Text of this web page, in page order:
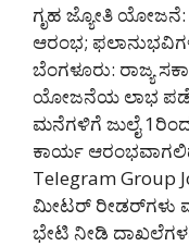
ಗೃಹ ಜ್ಯೋತಿ
ಆರಂಭ;
ಬೆಂಗಳೂರು: ರಾಜ್ಯ
ಯೋಜನೆಯ ಲಾಭ
ಮನೆಗಳಿಗೆ ಜುಲೈ
ಕಾರ್ಯ
Telegram Group
ಮೀಟರ್ ರೀಡರ್‌ಗಳು
ಭೇಟಿ ನೀಡಿ